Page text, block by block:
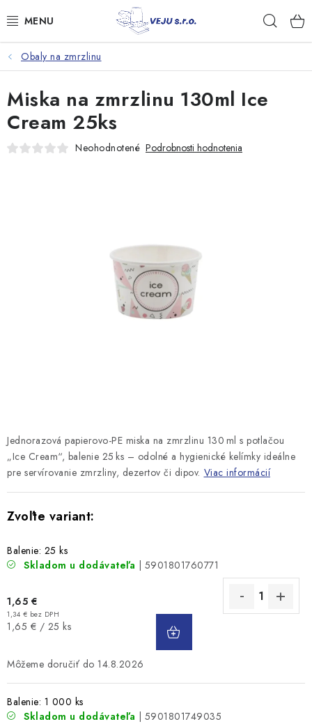
na
TAŠKY A VRECKÁ
FÓLIE, PAPIER, RUKAVICE
JEDNORÁZOVÝ RIAD
Doprava a platba
Obaly na zmrzlinu
Jednorazová papierovo-PE miska na zmrzlinu 130 ml s potlačou
„Ice Cream“, balenie 25 ks – odolné a hygienické kelímky ideálne
pre servírovanie zmrzliny, dezertov či dipov. Viac informácií
Balenie: 25 ks
Skladom u dodávateľa
| 5901801760771
1,65 €
1,34 € bez DPH
Jednotková
1,65 € / 25 ks
14.8.2026
Balenie: 1 000 ks
Skladom u dodávateľa
| 5901801749035
Miska na zmrzlinu 130ml Ice
Cream 25ks
Neohodnotené Podrobnosti hodnotenia